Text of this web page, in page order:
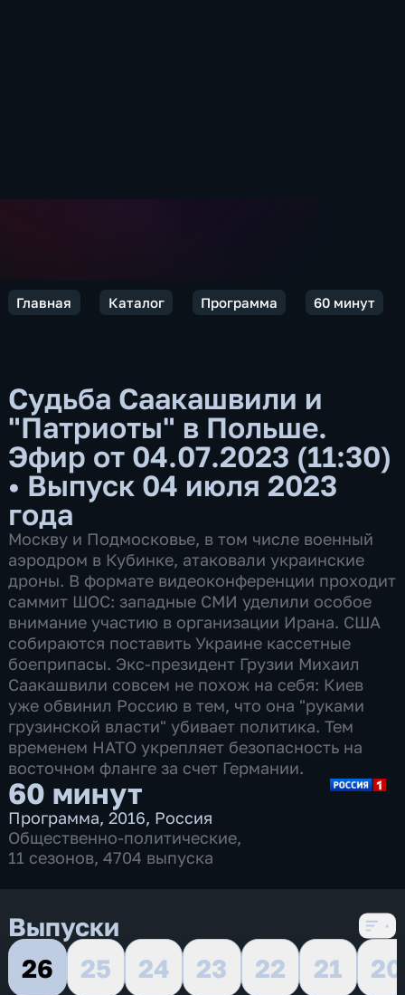
Главная Каталог Программа 60 минут
Судьба Саакашвили и
"Патриоты" в Польше.
Эфир от 04.07.2023 (11:30)
• Выпуск 04 июля 2023
года
Москву и Подмосковье, в том числе военный
аэродром в Кубинке, атаковали украинские
дроны. В формате видеоконференции проходит
саммит ШОС: западные СМИ уделили особое
внимание участию в организации Ирана. США
собираются поставить Украине кассетные
боеприпасы. Экс-президент Грузии Михаил
Саакашвили совсем не похож на себя: Киев
уже обвинил Россию в тем, что она "руками
грузинской власти" убивает политика. Тем
временем НАТО укрепляет безопасность на
восточном фланге за счет Германии.
60 минут
Программа,2016, Россия
Общественно-политические,
11 сезонов, 4704 выпуска
Выпуски
26
25 24 23 22 21
20